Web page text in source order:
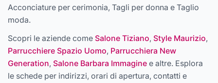
Acconciature per cerimonia, Tagli per donna e Taglio
moda.
Scopri le aziende come Salone Tiziano, Style Maurizio,
Parrucchiere Spazio Uomo, Parrucchiera New
Generation, Salone Barbara Immagine e altre. Esplora
le schede per indirizzi, orari di apertura, contatti e